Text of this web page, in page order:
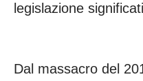
legislazione
Dal massacro del